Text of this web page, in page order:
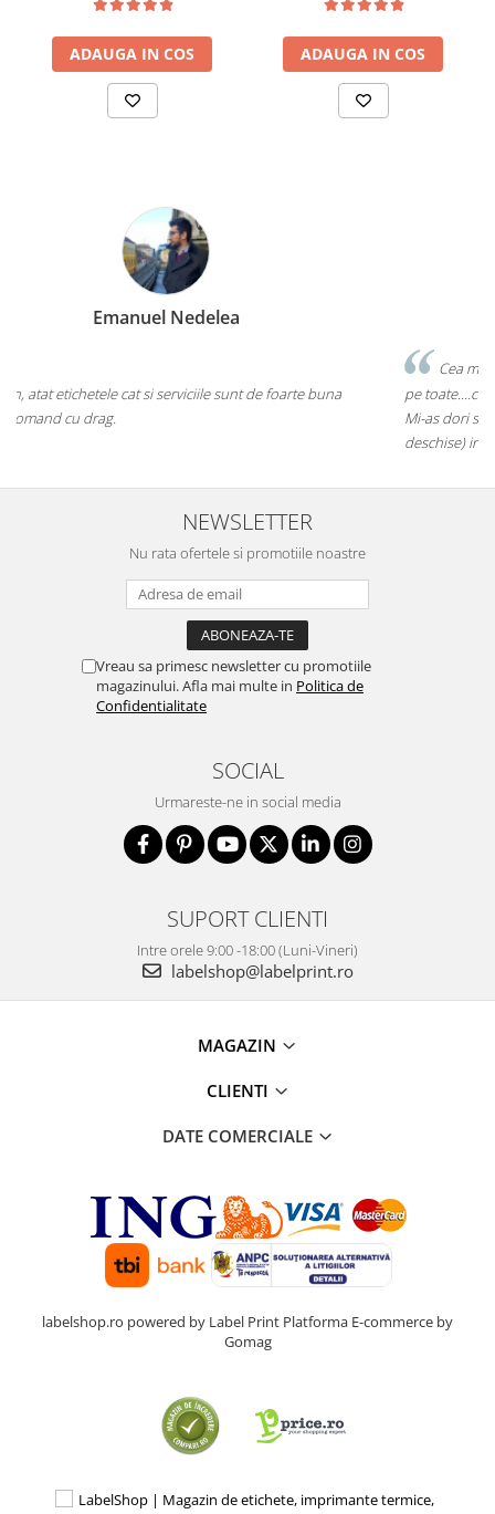
ADAUGA IN COS ADAUGA IN COS
Marius Zinveliu
Cea mai tare companie. Ai nevoie de o eticheta? Ei stiu sa le faca
pe toate....chiar si pe cele care inca nu au ajuns pe piata mainstream.
Mi-as dori sa existe mai multe companii de acest gen (inovatoare si
deschise) in mediul romanesc de afaceri. Thumbs up! 5Stele
NEWSLETTER
Nu rata ofertele si promotiile noastre
Vreau sa primesc newsletter cu promotiile
magazinului. Afla mai multe in Politica de
Confidentialitate
SOCIAL
Urmareste-ne in social media
SUPORT CLIENTI
Intre orele 9:00 -18:00 (Luni-Vineri)
labelshop@labelprint.ro
MAGAZIN
CLIENTI
DATE COMERCIALE
labelshop.ro powered by Label Print Platforma E-commerce by
Gomag